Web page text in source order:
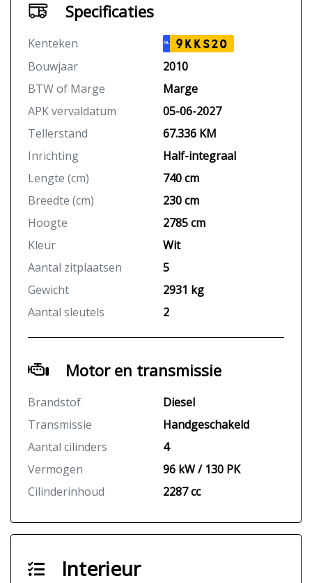
Specificaties
Kenteken NL 9KKS20
Bouwjaar
2010
BTW of Marge
Marge
APK vervaldatum
05-06-2027
Tellerstand
67.336 KM
Inrichting
Half-integraal
Lengte (cm)
740 cm
Breedte (cm)
230 cm
Hoogte
2785 cm
Kleur
Wit
Aantal zitplaatsen
5
Gewicht
2931 kg
Aantal sleutels
2
Motor en transmissie
Brandstof
Diesel
Transmissie
Handgeschakeld
Aantal cilinders
4
Vermogen
96 kW / 130 PK
Cilinderinhoud
2287 cc
Interieur